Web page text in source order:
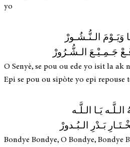
yo
وَيَـوْمَ الـنُّـشُـورْ
جَـمِـيْـعَ الـشُّـرُورْ
O Senyè, se pou ou ede yo isit la ak
Epi se pou ou sipòte yo epi repouse
الـلَّـه يَـا الـلَّـه
بَـدْرِ الـبُـدورْ
Bondye Bondye, O Bondye, Bondye